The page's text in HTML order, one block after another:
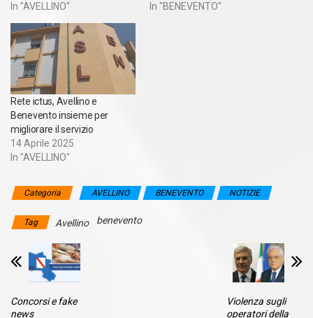
In "AVELLINO"
In "BENEVENTO"
Rete ictus, Avellino e
Benevento insieme per
migliorare il servizio
14 Aprile 2025
In "AVELLINO"
Categoria AVELLINO BENEVENTO NOTIZIE
Tag Avellino benevento
Concorsi e fake
news
Violenza sugli
operatori della